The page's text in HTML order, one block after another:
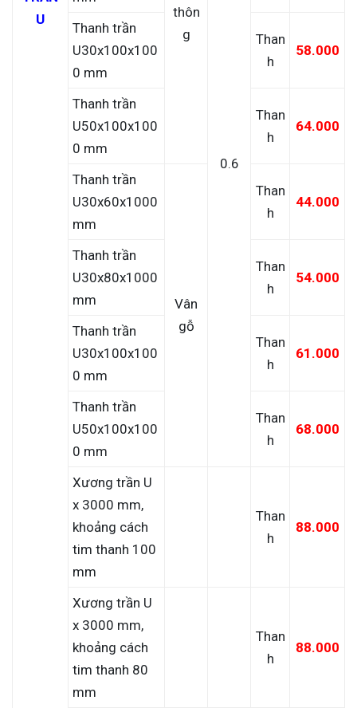
U
thôn
g
0.6
Thanh trần
U30x100x100
0 mm
Than
h
58.000
Thanh trần
U50x100x100
0 mm
Than
h
64.000
Thanh trần
U30x60x1000
mm
Vân
gỗ
Than
h
44.000
Thanh trần
U30x80x1000
mm
Than
h
54.000
Thanh trần
U30x100x100
0 mm
Than
h
61.000
Thanh trần
U50x100x100
0 mm
Than
h
68.000
Xương trần U
x 3000 mm,
khoảng cách
tim thanh 100
mm
Than
h
88.000
Xương trần U
x 3000 mm,
khoảng cách
tim thanh 80
mm
Than
h
88.000